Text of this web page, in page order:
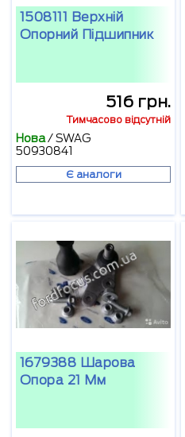
1508111 Верхній
Опорний Підшипник
516 грн.
Тимчасово відсутній
Нова/SWAG
50930841
Є аналоги
1679388 Шарова
Опора 21 Мм